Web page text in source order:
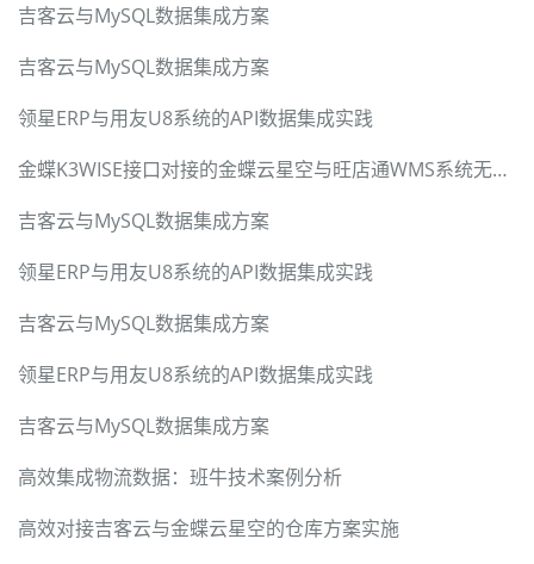
吉客云与MySQL数据集成方案
吉客云与MySQL数据集成方案
领星ERP与用友U8系统的API数据集成实践
金蝶K3WISE接口对接的金蝶云星空与旺店通WMS系统无缝集成方案
吉客云与MySQL数据集成方案
领星ERP与用友U8系统的API数据集成实践
吉客云与MySQL数据集成方案
领星ERP与用友U8系统的API数据集成实践
吉客云与MySQL数据集成方案
高效集成物流数据：班牛技术案例分析
高效对接吉客云与金蝶云星空的仓库方案实施